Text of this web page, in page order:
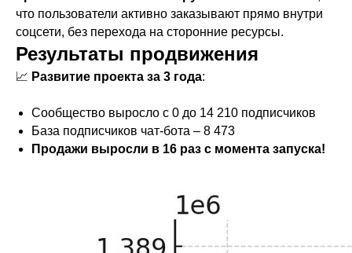
что пользователи активно заказывают прямо внутри
соцсети, без перехода на сторонние ресурсы.
Результаты продвижения
📈 Развитие проекта за 3 года:
Сообщество выросло с 0 до 14 210 подписчиков
База подписчиков чат-бота – 8 473
Продажи выросли в 16 раз с момента запуска!